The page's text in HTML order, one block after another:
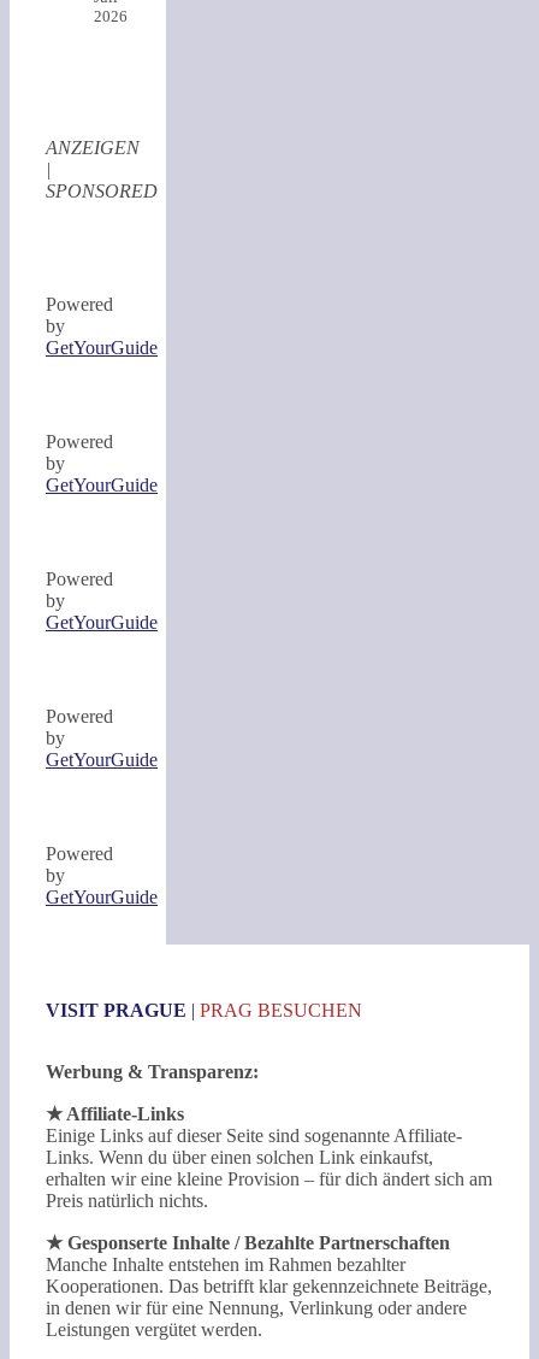
2026
ANZEIGEN
|
SPONSORED
Powered
by
GetYourGuide
Powered
by
GetYourGuide
Powered
by
GetYourGuide
Powered
by
GetYourGuide
Powered
by
GetYourGuide
VISIT PRAGUE | PRAG BESUCHEN
Werbung & Transparenz:
★ Affiliate-Links
Einige Links auf dieser Seite sind sogenannte Affiliate-
Links. Wenn du über einen solchen Link einkaufst,
erhalten wir eine kleine Provision – für dich ändert sich am
Preis natürlich nichts.
★ Gesponserte Inhalte / Bezahlte Partnerschaften
Manche Inhalte entstehen im Rahmen bezahlter
Kooperationen. Das betrifft klar gekennzeichnete Beiträge,
in denen wir für eine Nennung, Verlinkung oder andere
Leistungen vergütet werden.